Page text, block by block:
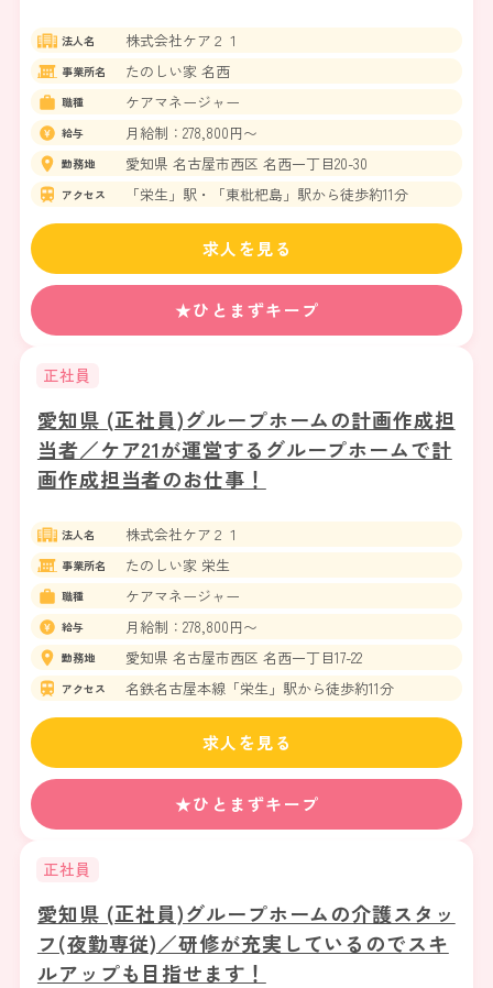
法人名 株式会社ケア２１
事業所名 たのしい家 名西
職種 ケアマネージャー
給与 月給制：278,800円〜
勤務地 愛知県 名古屋市西区 名西一丁目20-30
アクセス 「栄生」駅・「東枇杷島」駅から徒歩約11分
★ひとまずキープ
求人を見る
正社員
愛知県 (正社員)グループホームの計画作成担
当者／ケア21が運営するグループホームで計
画作成担当者のお仕事！
法人名 株式会社ケア２１
事業所名 たのしい家 栄生
職種 ケアマネージャー
給与 月給制：278,800円〜
勤務地 愛知県 名古屋市西区 名西一丁目17-22
アクセス 名鉄名古屋本線「栄生」駅から徒歩約11分
★ひとまずキープ
求人を見る
正社員
愛知県 (正社員)グループホームの介護スタッ
フ(夜勤専従)／研修が充実しているのでスキ
ルアップも目指せます！